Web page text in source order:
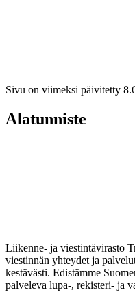
Sivu on viimeksi päivitetty
Alatunniste
Liikenne- ja viestintävirasto
viestinnän yhteydet ja
kestävästi. Edistämme
palveleva lupa-, rekisteri- ja